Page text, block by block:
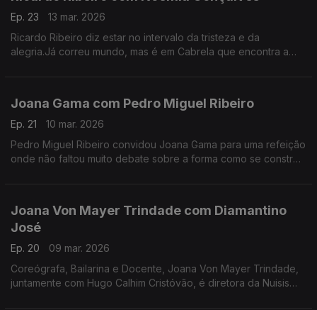
Ep. 23
13 mar. 2026
Ricardo Ribeiro diz estar no intervalo da tristeza e da
alegria.Já correu mundo, mas é em Cabrela que encontra a
Joana Gama com Pedro Miguel Ribeiro
Ep. 21
10 mar. 2026
Pedro Miguel Ribeiro convidou Joana Gama para uma refeição
onde não faltou muito debate sobre a forma como se constrói
Joana Von Mayer Trindade com Diamantino
José
Ep. 20
09 mar. 2026
Coreógrafa, Bailarina e Docente, Joana Von Mayer Trindade,
juntamente com Hugo Calhim Cristóvão, é diretora da Nuisis